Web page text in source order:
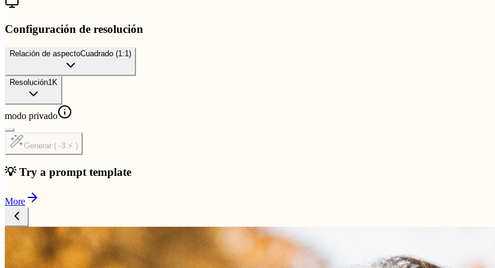
Configuración de resolución
Relación de aspectoCuadrado (1:1)
Resolución1K
modo privado
Generar ( -3 ⚡ )
💡 Try a prompt template
More